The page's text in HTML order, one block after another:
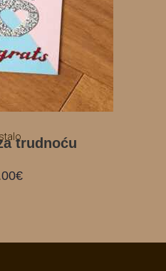
trudnoću
€